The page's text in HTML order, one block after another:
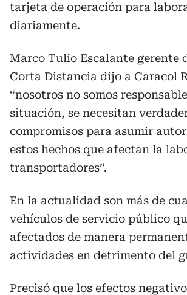
tarjeta de operación para
diariamente.
Marco Tulio Escalante gerente
Corta Distancia dijo a Caracol
“nosotros no somos
situación, se necesitan
compromisos para asumir
estos hechos que afectan la
transportadores”.
En la actualidad son más de
vehículos de servicio público
afectados de manera
actividades en detrimento del
Precisó que los efectos